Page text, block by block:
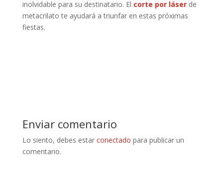
inolvidable para su destinatario. El corte por láser de
metacrilato te ayudará a triunfar en estas próximas
fiestas.
Enviar comentario
Lo siento, debes estar conectado para publicar un
comentario.